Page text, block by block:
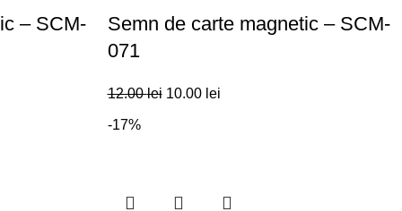
– SCM-
Semn de carte magnetic – SCM-
071
12.00lei 10.00 lei
-17%